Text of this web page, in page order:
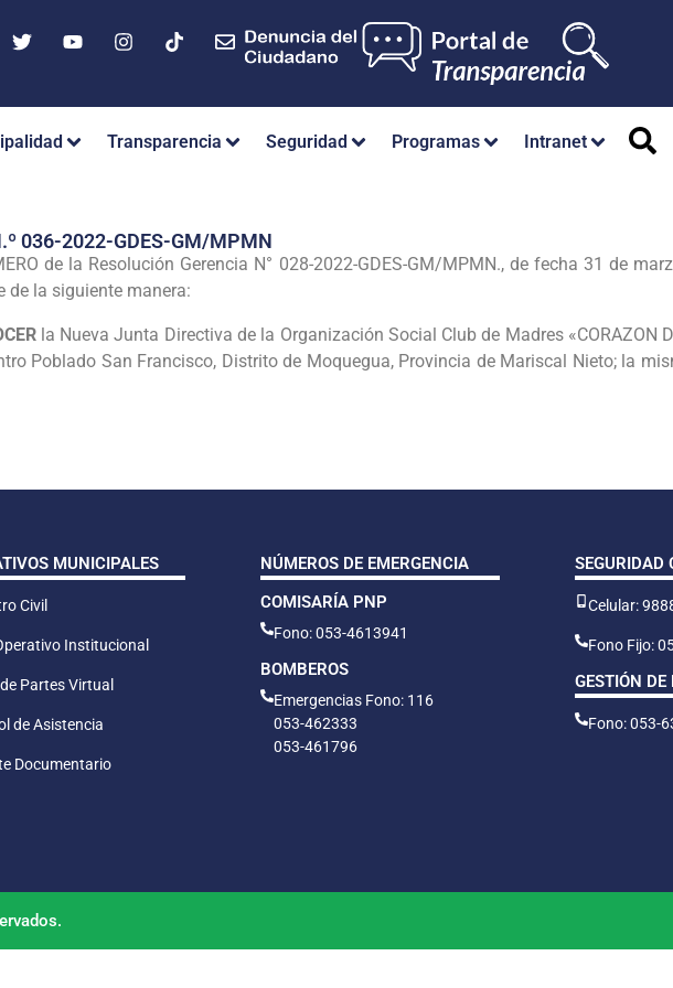
Transparencia Seguridad Programas Intranet
036-2022-GDES-GM/MPMN
de la Resolución Gerencia N° 028-2022-GDES-GM/MPMN., de fecha 31 de
de la siguiente manera:
la Nueva Junta Directiva de la Organización Social Club de Madres «CORAZON
Poblado San Francisco, Distrito de Moquegua, Provincia de Mariscal Nieto; la
MUNICIPALES
Civil
Institucional
Partes Virtual
de Asistencia
Documentario
NÚMEROS DE EMERGENCIA
COMISARÍA PNP
Fono: 053-4613941
BOMBEROS
Emergencias Fono: 116
053-462333
053-461796
SEGURIDAD
Celular:
Fono Fijo:
GESTIÓN DE
Fono: 053-